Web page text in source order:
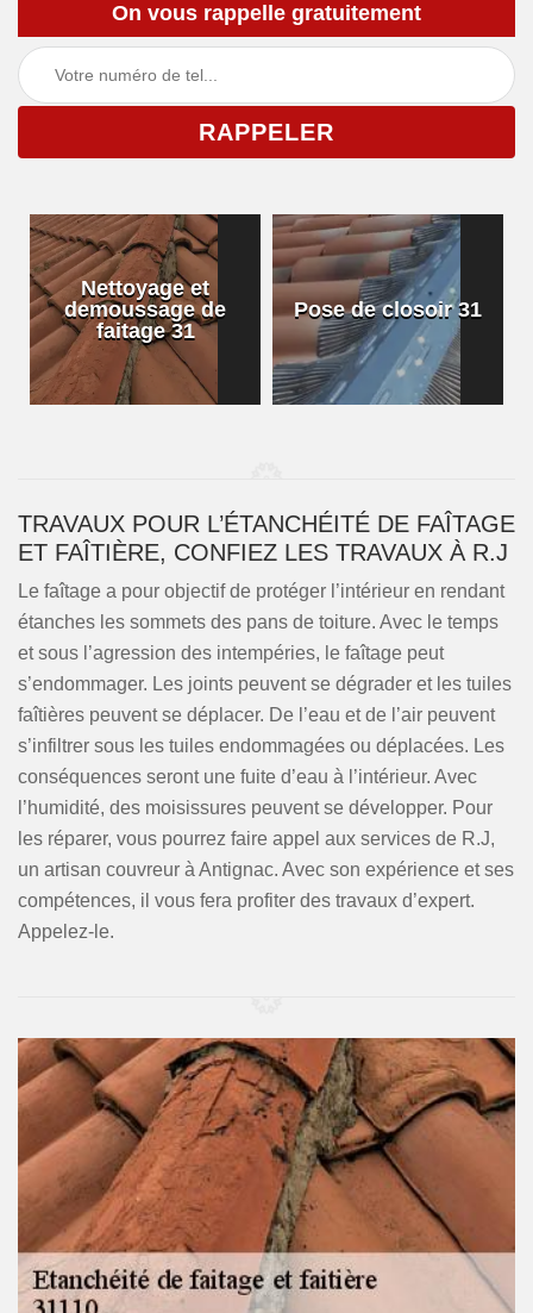
On vous rappelle gratuitement
Nettoyage et
demoussage de
faitage 31
Pose de closoir 31
TRAVAUX POUR L’ÉTANCHÉITÉ DE FAÎTAGE
ET FAÎTIÈRE, CONFIEZ LES TRAVAUX À R.J
Le faîtage a pour objectif de protéger l’intérieur en rendant
étanches les sommets des pans de toiture. Avec le temps
et sous l’agression des intempéries, le faîtage peut
s’endommager. Les joints peuvent se dégrader et les tuiles
faîtières peuvent se déplacer. De l’eau et de l’air peuvent
s’infiltrer sous les tuiles endommagées ou déplacées. Les
conséquences seront une fuite d’eau à l’intérieur. Avec
l’humidité, des moisissures peuvent se développer. Pour
les réparer, vous pourrez faire appel aux services de R.J,
un artisan couvreur à Antignac. Avec son expérience et ses
compétences, il vous fera profiter des travaux d’expert.
Appelez-le.